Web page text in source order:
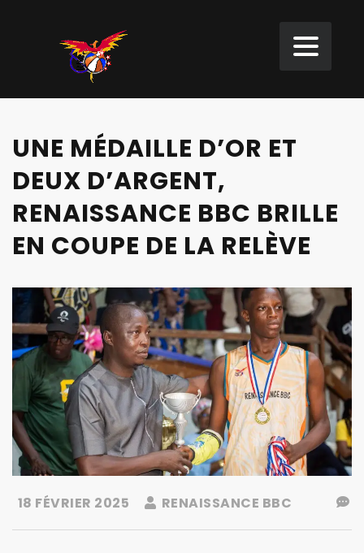
UNE MÉDAILLE D’OR ET
DEUX D’ARGENT,
RENAISSANCE BBC BRILLE
EN COUPE DE LA RELÈVE
18 FÉVRIER 2025 RENAISSANCE BBC